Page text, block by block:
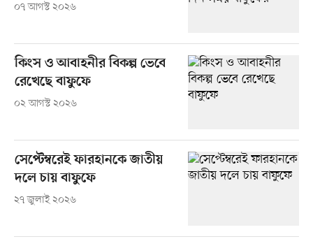
০৭ আগস্ট ২০২৬
কিংস ও আবাহনীর বিকল্প ভেবে
রেখেছে বাফুফে
০২ আগস্ট ২০২৬
সেপ্টেম্বরেই ফারহানকে জাতীয়
দলে চায় বাফুফে
২৭ জুলাই ২০২৬